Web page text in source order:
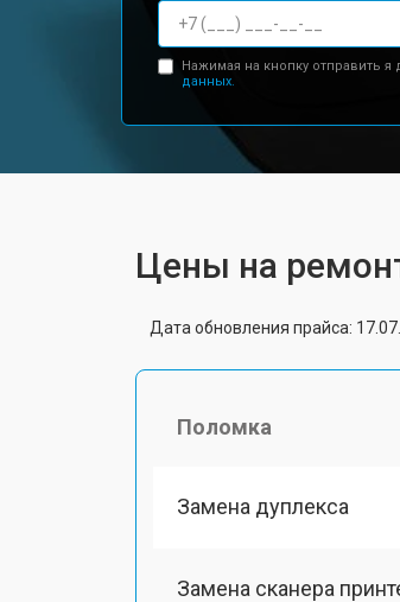
Нажимая на кнопку отправить
данных.
Цены на
Дата обновления прайса:
Поломка
Замена дуплекса
Замена сканера